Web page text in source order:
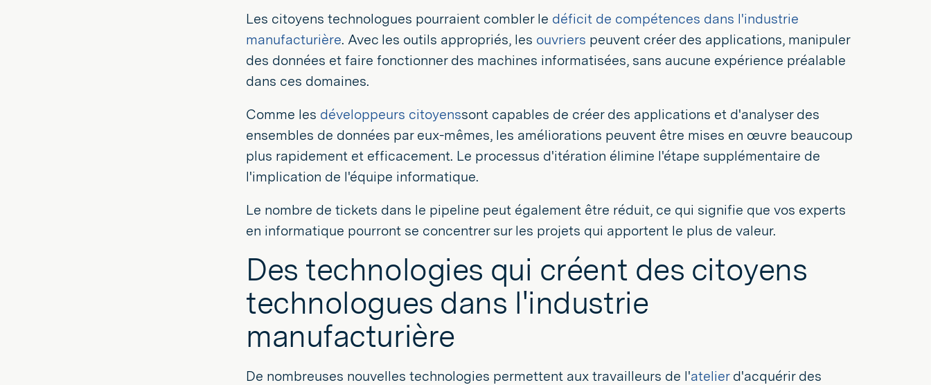
Les citoyens technologues pourraient combler le déficit de compétences dans l'industrie
manufacturière. Avec les outils appropriés, les ouvriers peuvent créer des applications, manipuler
des données et faire fonctionner des machines informatisées, sans aucune expérience préalable
dans ces domaines.
Comme les développeurs citoyenssont capables de créer des applications et d'analyser des
ensembles de données par eux-mêmes, les améliorations peuvent être mises en œuvre beaucoup
plus rapidement et efficacement. Le processus d'itération élimine l'étape supplémentaire de
l'implication de l'équipe informatique.
Le nombre de tickets dans le pipeline peut également être réduit, ce qui signifie que vos experts
en informatique pourront se concentrer sur les projets qui apportent le plus de valeur.
Des technologies qui créent des citoyens
technologues dans l'industrie
manufacturière
De nombreuses nouvelles technologies permettent aux travailleurs de l'atelierd'acquérir des